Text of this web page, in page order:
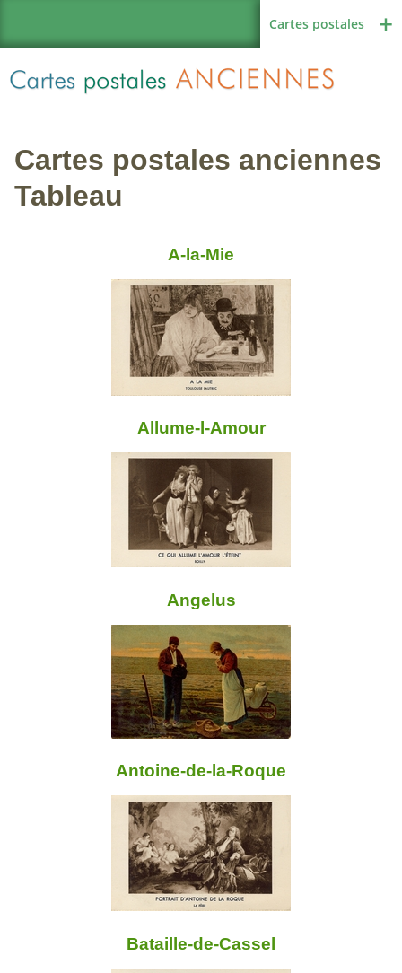
Cartes postales
Autres pays
Thèmes
Cartes postales anciennes
Tableau
A-la-Mie
Allume-l-Amour
Angelus
Antoine-de-la-Roque
Bataille-de-Cassel